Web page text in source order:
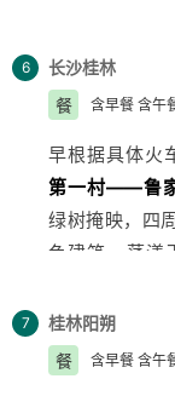
界大峡谷玻璃
家界大峡谷的
风情最浓郁
的地方。对了
舞、感受完苗
家乡的美味……
馋涎欲滴的小
太剪纸，凤凰
风情，构成了
翠微峰，一溜
化人，不知令
长沙（约6.5
往桂林。
温馨提示：
客人可在古城
进入凤凰古
6 长沙桂林
餐
含早餐 含午
早根据具体火
第一村——鲁家
绿树掩映，四
色建筑，荡漾
源”景象，桂
连续剧《西游
是一绝，不容
花；在作坊老
7 桂林阳朔
餐
含早餐 含午